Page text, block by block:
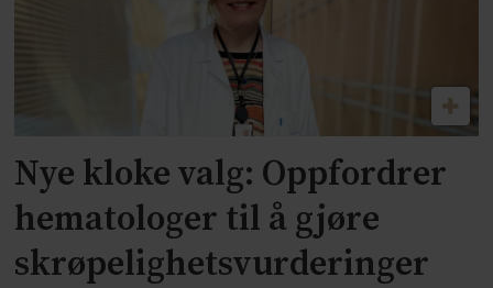
Nye kloke valg: Oppfordrer
hematologer til å gjøre
skrøpelighetsvurderinger